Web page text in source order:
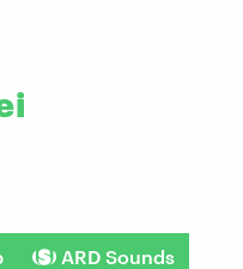
ARD Sounds